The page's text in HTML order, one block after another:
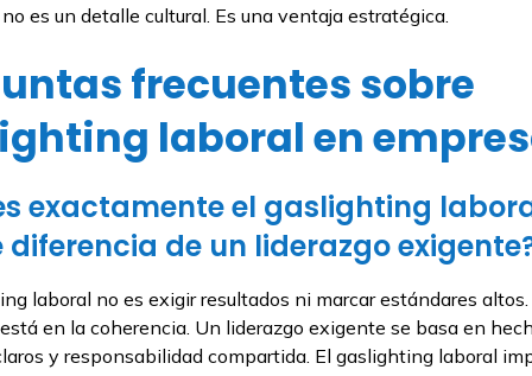
es un detalle cultural. Es una ventaja estratégica.
frecuentes sobre
laboral en
exactamente el gaslighting
diferencia de un liderazgo
laboral no es exigir resultados ni marcar estándares altos.
en la coherencia. Un liderazgo exigente se basa en
y responsabilidad compartida. El gaslighting laboral